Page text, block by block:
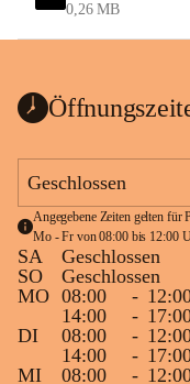
0,26 MB
Geschlossen
Angegebene Zeiten gelten für
Mo - Fr von 08:00 bis 12:00
SA
Geschlossen
SO
Geschlossen
MO 08:00 -
14:00
-
DI
08:00 -
14:00
-
MI
08:00 -